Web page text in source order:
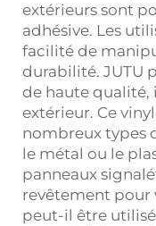
extérieurs sont
adhésive. Les
facilité de
durabilité. JUTU
de haute qualité,
extérieur. Ce
nombreux types
le métal ou le
panneaux
revêtement pour
peut-il être